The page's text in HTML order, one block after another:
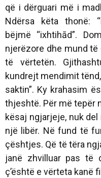
që i dërguari më i
Ndërsa këta thonë:
bëjmë “ixhtihād”.
njerëzore dhe mund
të vërtetën.
kundrejt mendimit
saktin”. Ky krahasim
thjeshtë. Për më tepër
kësaj ngjarjeje, nuk
një libër. Në fund të
çështjes. Që të tëra
janë zhvilluar pas të
ç’është e vërteta kanë